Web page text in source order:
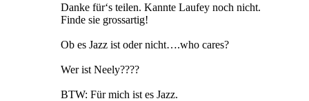
Danke für‘s teilen. Kannte Laufey noch nicht.
Finde sie grossartig!
Ob es Jazz ist oder nicht….who cares?
Wer ist Neely????
BTW: Für mich ist es Jazz.